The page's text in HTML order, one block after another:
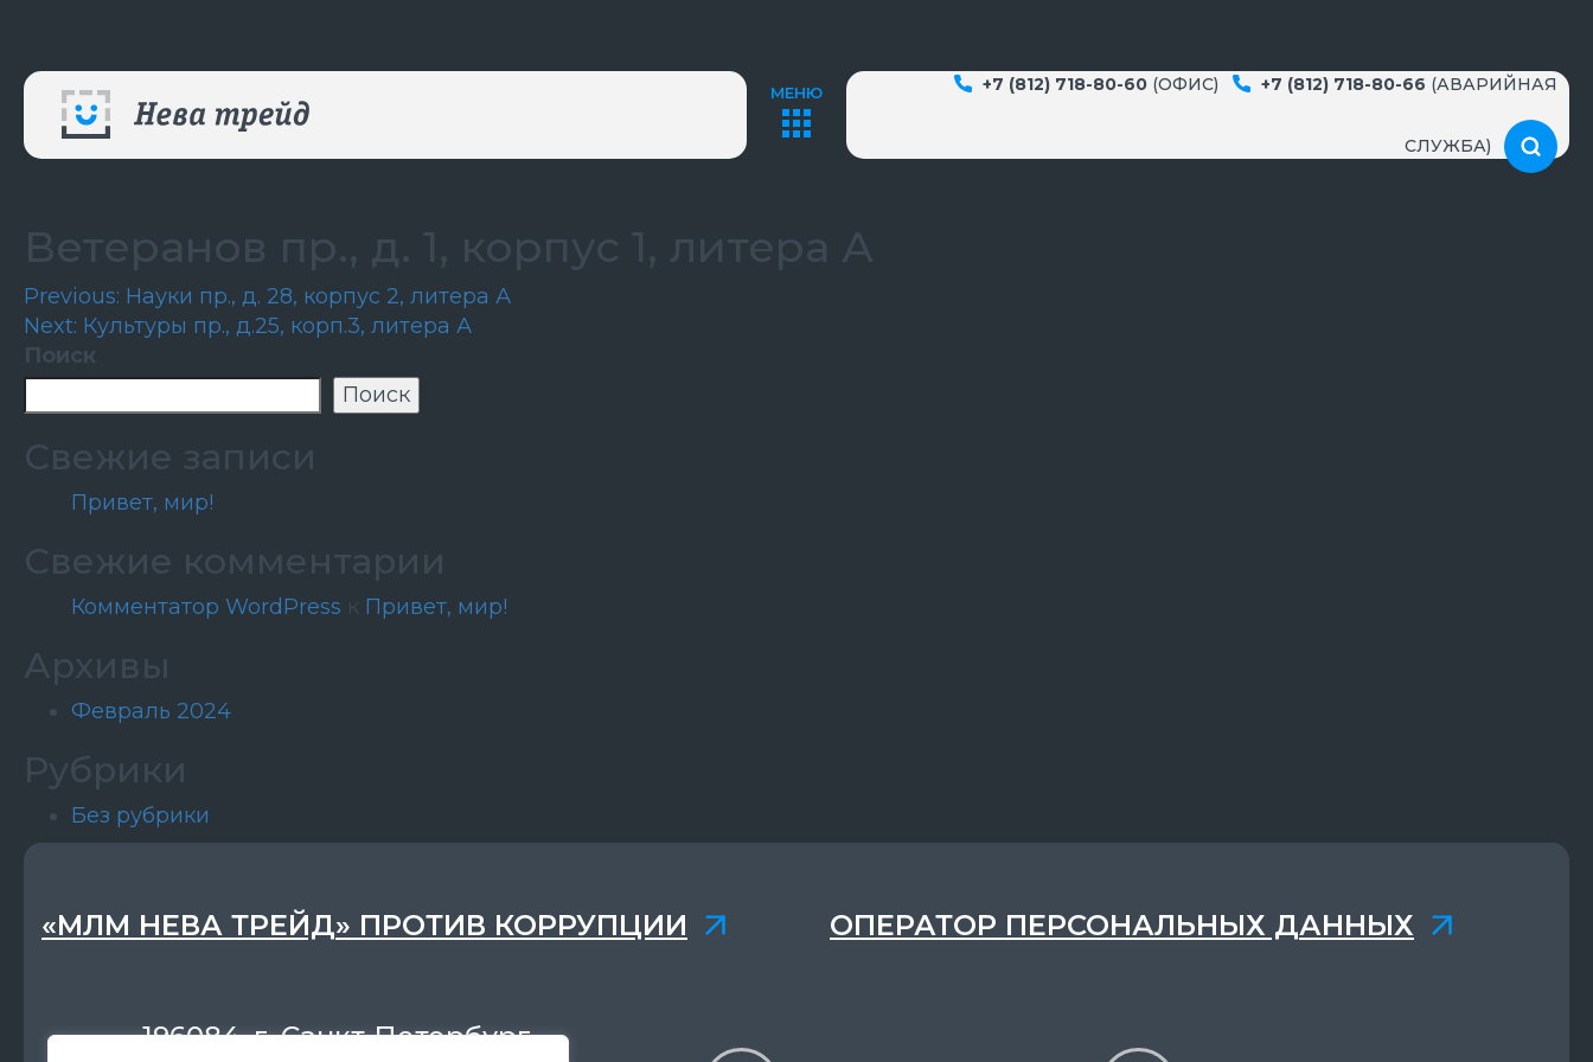
МЕНЮ +7 (812) 718-80-60(ОФИС) +7 (812) 718-80-66 (АВАРИЙНАЯ
СЛУЖБА)
Ветеранов пр., д. 1, корпус 1, литера А
Навигация
по
записям
Previous: Науки пр., д. 28, корпус 2, литера А
Next: Культуры пр., д.25, корп.3, литера А
Поиск
Поиск
Свежие записи
Привет, мир!
Свежие комментарии
Комментатор WordPress к Привет, мир!
Архивы
Февраль 2024
Рубрики
Без рубрики
«МЛМ НЕВА ТРЕЙД» ПРОТИВ КОРРУПЦИИ ОПЕРАТОР ПЕРСОНАЛЬНЫХ ДАННЫХ
196084, г. Санкт-Петербург,